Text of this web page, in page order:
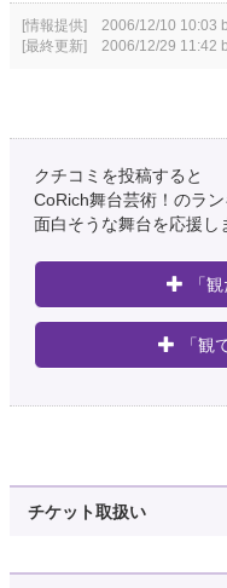
[情報提供] 2006/12/10 10:03
[最終更新] 2006/12/29 11:42
クチコミを投稿すると
CoRich舞台芸術！のラン
面白そうな舞台を応援し
「
「観
チケット取扱い